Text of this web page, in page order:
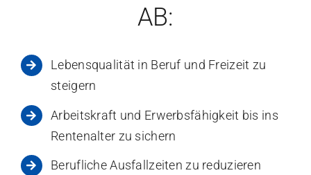
AB:
Lebensqualität in Beruf und Freizeit zu
steigern
Arbeitskraft und Erwerbsfähigkeit bis ins
Rentenalter zu sichern
Berufliche Ausfallzeiten zu reduzieren